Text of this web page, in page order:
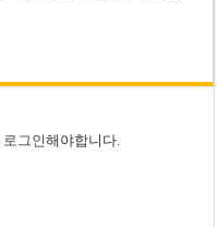
로그인해야합니다.